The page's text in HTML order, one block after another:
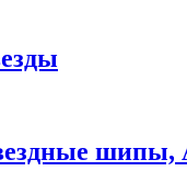
шипы,